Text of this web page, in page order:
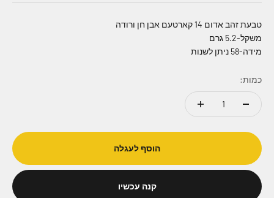
טבעת זהב אדום 14 קארטעם אבן חן ורודה
משקל-5.2 גרם
מידה-58 ניתן לשנות
כמות:
הוסף לעגלה
קנה עכשיו